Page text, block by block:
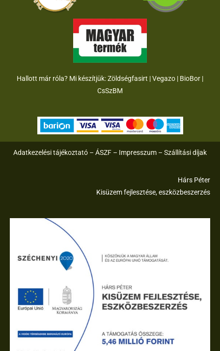
Hallott már róla? Mi készítjük:Zöldségfasirt |Vegazo | BioBor |
CsSzBM
Adatkezelési tájékoztató – ÁSZF – Impresszum – Szállítási díjak
Hárs Péter
Kisüzem fejlesztése, eszközbeszerzés